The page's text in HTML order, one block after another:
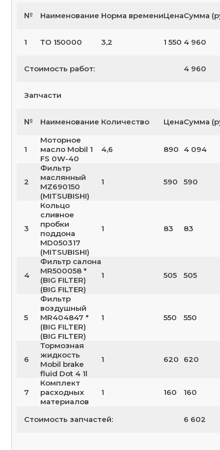
№ Наименование Норма времениЦенаСумма
1 ТО 150000 3,2 1 550 4 960
Стоимость работ: 4 960
Запчасти
№ Наименование Количество ЦенаСумма
1
Моторное
масло Mobil 1
FS 0W-40
4,6 890 4 094
2
Фильтр
маслянный
MZ690150
(MITSUBISHI)
1 590 590
3
Кольцо
сливное
пробки
поддона
MD050317
(MITSUBISHI)
1 83 83
4
Фильтр салона
MR500058 *
(BIG FILTER)
(BIG FILTER)
1 505 505
5
Фильтр
воздушный
MR404847 *
(BIG FILTER)
(BIG FILTER)
1 550 550
6
Тормозная
жидкость
Mobil brake
fluid Dot 4 1l
1 620 620
7
Комплект
расходных
материалов
1 160 160
Стоимость запчастей: 6 602